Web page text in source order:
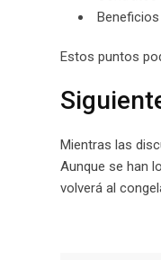
Estos puntos
Mientras las
Aunque se han
volverá al